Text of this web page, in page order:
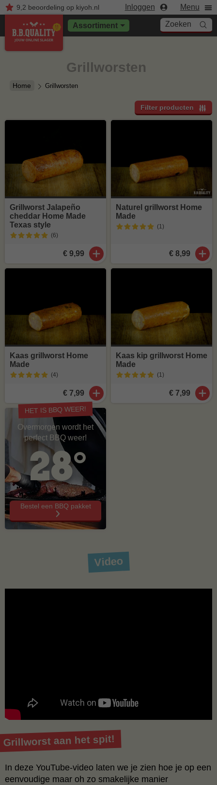
9,2 beoordelingop kiyoh.nl Inloggen Menu
Assortiment Zoeken
Home Grillworsten
Grillworsten
Filter producten
Grillworst Jalapeño
cheddar Home Made
Texas style
(6)
€ 9,99
Naturel grillworst Home
Made
(1)
€ 8,99
Kaas grillworst Home
Made
(4)
€ 7,99
Kaas kip grillworst Home
Made
(1)
€ 7,99
HET IS BBQ WEER!
Overmorgen wordt het
perfect BBQ weer!
28°
Bestel een BBQ pakket
Video
Grillworst aan het spit!
In deze YouTube-video laten we je zien hoe je op een
eenvoudige maar oh zo smakelijke manier